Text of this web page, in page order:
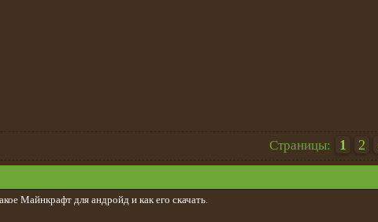
Страницы: 1 2
Майнкрафт для андройд и как его скачать.